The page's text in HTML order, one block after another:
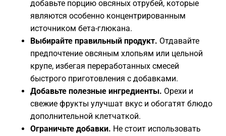
добавьте порцию овсяных отрубей, которые
являются особенно концентрированным
источником бета-глюкана.
Выбирайте правильный продукт. Отдавайте
предпочтение овсяным хлопьям или цельной
крупе, избегая переработанных смесей
быстрого приготовления с добавками.
Добавьте полезные ингредиенты. Орехи и
свежие фрукты улучшат вкус и обогатят блюдо
дополнительной клетчаткой.
Ограничьте добавки. Не стоит использовать